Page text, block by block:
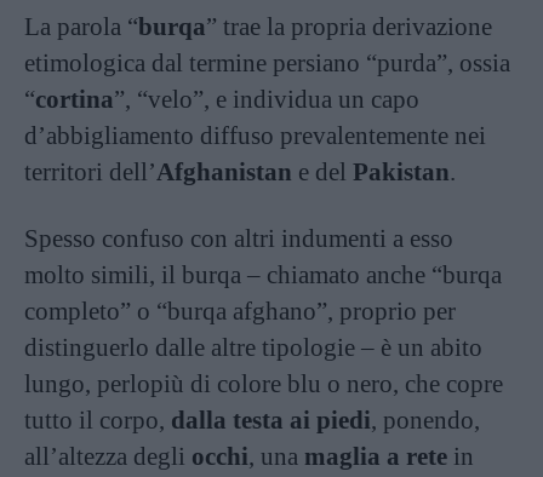
La parola “burqa” trae la propria derivazione
etimologica dal termine persiano “purda”, ossia
“cortina”, “velo”, e individua un capo
d’abbigliamento diffuso prevalentemente nei
territori dell’Afghanistan e del Pakistan.
Spesso confuso con altri indumenti a esso
molto simili, il burqa – chiamato anche “burqa
completo” o “burqa afghano”, proprio per
distinguerlo dalle altre tipologie – è un abito
lungo, perlopiù di colore blu o nero, che copre
tutto il corpo, dalla testa ai piedi, ponendo,
all’altezza degli occhi, una maglia a rete in